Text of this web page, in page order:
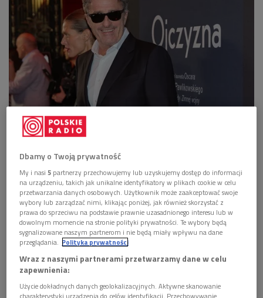
Reżyser Paweł Pawlikowsk z żoną, modelką Małgorzatą Belą podczas polskiej
premiery jego filmu "Ojczyzna" w warszawskiej Kinotece
Szymański/PAP
>>>Posłuchaj relacji z premiery filmu "Ojczyzna" Pawła
Pawlikowskiego
"Ojczyzna" opowiada o relacji między Tomaszem Mannem,
laureatem Nagrody Nobla w dziedzinie literatury, a jego córką
Eriką, aktorką i pisarką. Akcja filmu rozgrywa się w
szczytowym okresie zimnej wojny. Ojciec i córka wyruszają w
trudną, pełną emocji podróż przez zrujnowane Niemcy - z
Frankfurtu pod kontrolą amerykańską do Weimaru już pod
wpływami sowieckimi.
Dbamy o Twoją prywatność
My i nasi5 partnerzy przechowujemy lub uzyskujemy dostęp do informacji
na urządzeniu, takich jak unikalne identyfikatory w plikach cookie w celu
przetwarzania danych osobowych. Użytkownik może zaakceptować swoje
wybory lub zarządzać nimi, klikając poniżej, jak również skorzystać z
prawa do sprzeciwu na podstawie prawnie uzasadnionego interesu lub w
dowolnym momencie na stronie polityki prywatności. Te wybory będą
sygnalizowane naszym partnerom i nie będą miały wpływu na dane
przeglądania. Polityka prywatności
Wraz z naszymi partnerami przetwarzamy dane w celu
zapewnienia:
Użycie dokładnych danych geolokalizacyjnych. Aktywne skanowanie
charakterystyki urządzenia do celów identyfikacji. Przechowywanie